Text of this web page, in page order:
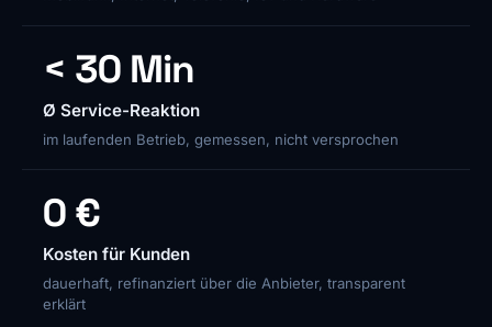
< 30 Min
Ø Service-Reaktion
im laufenden Betrieb, gemessen, nicht versprochen
0 €
Kosten für Kunden
dauerhaft, refinanziert über die Anbieter, transparent
erklärt